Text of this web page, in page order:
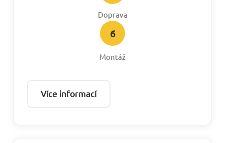
Doprava
6
Montáž
Více informací